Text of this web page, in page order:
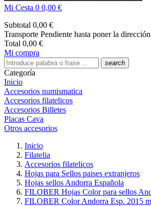
Mi Cesta 0 0,00 €
Subtotal 0,00 €
Transporte Pendiente hasta poner la dirección
Total 0,00 €
Mi compra
search
Categoría
Inicio
Accesorios numismatica
Accesorios filatelicos
Accesorios Billetes
Placas Cava
Otros accesorios
Inicio
Filatelia
Accesorios filatelicos
Hojas para Sellos paises extranjeros
Hojas sellos Andorra Española
FILOBER Hojas Color para sellos
FILOBER Color Andorra Esp. 2015